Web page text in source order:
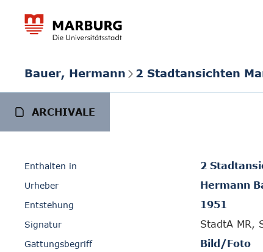
Bauer, Hermann 2 Stadtansichten
ARCHIVALE
Enthalten in 2
Urheber Hermann
Entstehung 1951
Signatur StadtA MR,
Gattungsbegriff Bild/Foto